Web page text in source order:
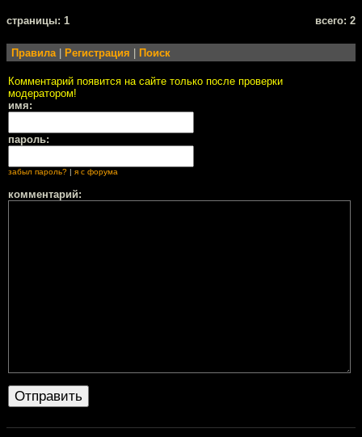
cтраницы: 1 всего: 2
Правила Регистрация Поиск
Комментарий появится на сайте только после проверки
модератором!
имя:
пароль:
забыл пароль? | я с форума
комментарий: